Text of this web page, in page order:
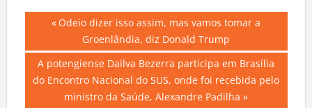
Navegação
de
Post
Previous
Odeio dizer isso assim, mas vamos tomar a
Groenlândia, diz Donald Trump
Next
Post:
A potengiense Dailva Bezerra participa em Brasília
do Encontro Nacional do SUS, onde foi recebida pelo
ministro da Saúde, Alexandre Padilha